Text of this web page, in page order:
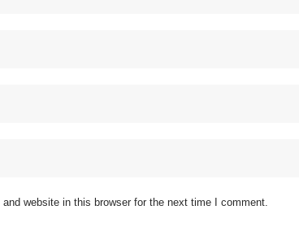
website in this browser for the next time I comment.